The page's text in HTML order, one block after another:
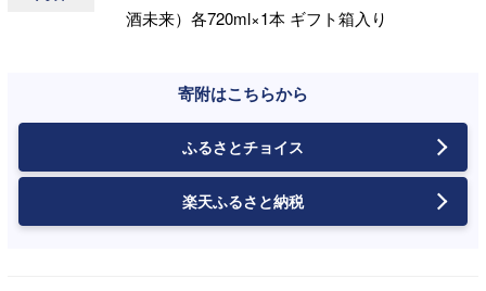
酒未来）各720ml×1本 ギフト箱入り
寄附はこちらから
ふるさとチョイス
楽天ふるさと納税